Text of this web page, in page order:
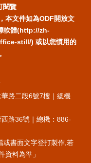
閱覽
本文件如為ODF開放文
軟體(http://zh-
still/) 或以您慣用的
路二段6號7樓｜總機
路36號｜總機：886-
或書面文字登打製作,若
資料為準」